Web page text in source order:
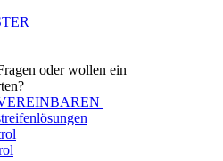
oder wollen ein